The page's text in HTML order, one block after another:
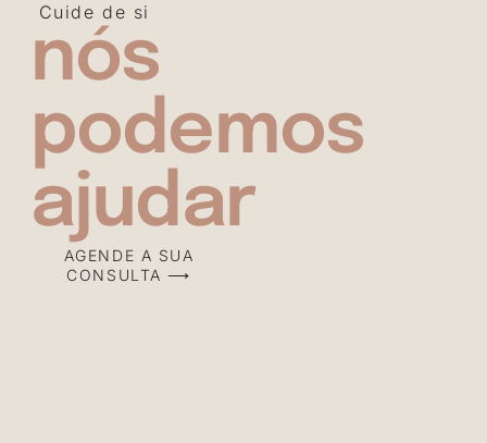
Cuide de si
nós
podemos
ajudar
AGENDE A SUA
CONSULTA ⟶